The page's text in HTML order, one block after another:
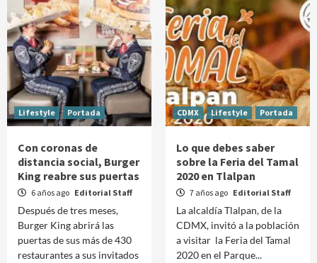
Lifestyle Portada
Con coronas de
distancia social, Burger
King reabre sus puertas
6 años ago Editorial Staff
Después de tres meses,
Burger King abrirá las
puertas de sus más de 430
restaurantes a sus invitados
CDMX Lifestyle Portada
Lo que debes saber
sobre la Feria del Tamal
2020 en Tlalpan
7 años ago Editorial Staff
La alcaldía Tlalpan, de la
CDMX, invitó a la población
a visitar la Feria del Tamal
2020 en el Parque...